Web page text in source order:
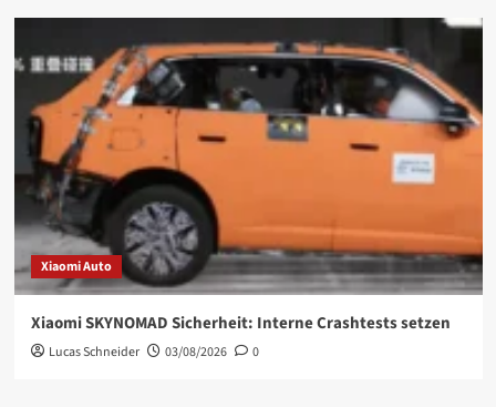
Xiaomi Auto
Xiaomi SKYNOMAD Sicherheit: Interne Crashtests setzen
Lucas Schneider 03/08/2026 0